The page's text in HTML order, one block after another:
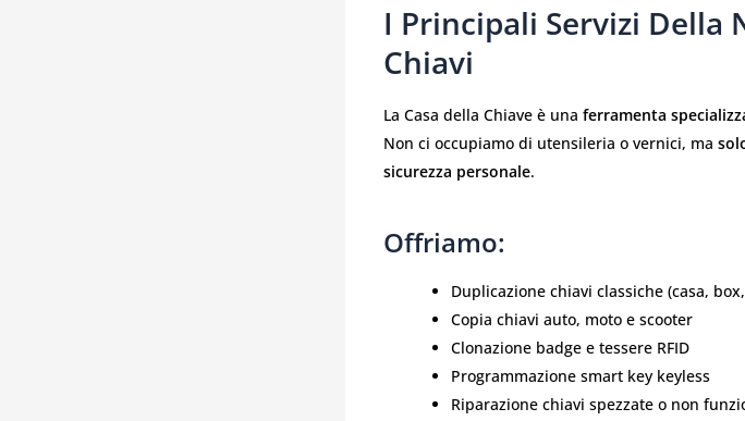
I Principali Servizi Della
Chiavi
La Casa della Chiave è una ferramenta
Non ci occupiamo di utensileria o vernici, ma
sicurezza personale.
Offriamo:
Duplicazione chiavi classiche (casa,
Copia chiavi auto, moto e scooter
Clonazione badge e tessere RFID
Programmazione smart key keyless
Riparazione chiavi spezzate o non